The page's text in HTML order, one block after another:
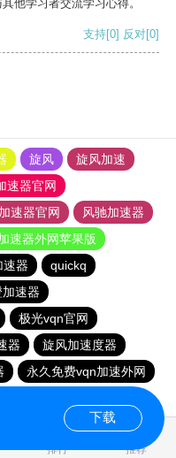
他学习者交流学习心得。
支持[0] 反对[0]
旋风
旋风加速
速器官网
速器官网
风驰加速器
速器外网苹果版
速器
quickq
速器
极光vqn官网
器
旋风加速度器
永久免费vqn加速外网
排行 推荐
下载
0.061874s